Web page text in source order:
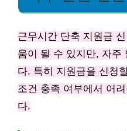
근무시간 단축 지원금
움이 될 수 있지만, 자주
다. 특히 지원금을 신청
조건 충족 여부에서 어
다.